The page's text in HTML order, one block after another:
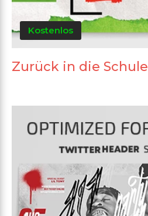
Kostenlos
Zurück in die Schule